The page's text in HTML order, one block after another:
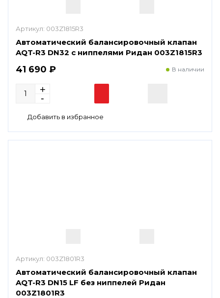
Артикул: 003Z1815R3
Автоматический балансировочный клапан
AQT-R3 DN32 с ниппелями Ридан 003Z1815R3
41 690 ₽ В наличии
Артикул: 003Z1801R3
Автоматический балансировочный клапан
AQT-R3 DN15 LF без ниппелей Ридан
003Z1801R3